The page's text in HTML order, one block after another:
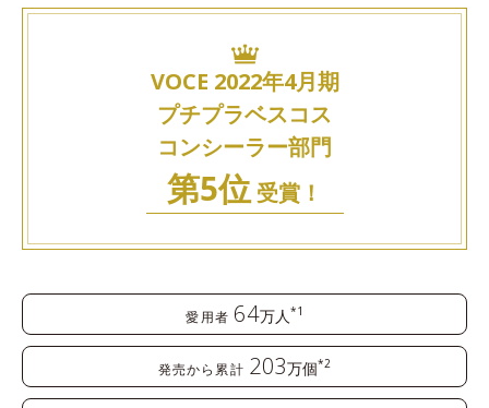
VOCE 2022年4月期
プチプラベスコス
コンシーラー部門
第5位受賞！
愛用者 64万人 *1
発売から累計 203万個*2